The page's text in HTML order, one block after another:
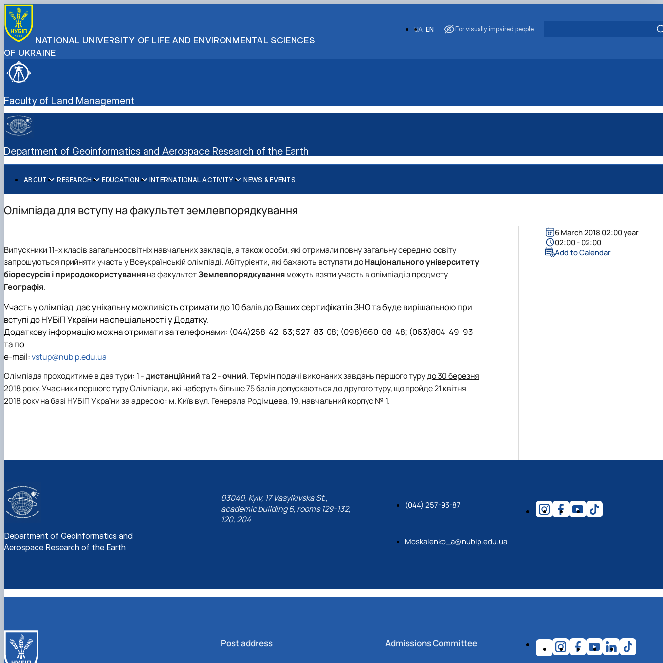
NATIONAL UNIVERSITY OF LIFE AND ENVIRONMENTAL SCIENCES
OF UKRAINE
EN
UA For visually impaired people
Faculty of Land Management
Department of Geoinformatics and Aerospace Research of the Earth
ABOUT
History (Mission & Vision)
Key facts & figures
Leadership & Staff
RESEARCH
Main research directions
Lab descriptions
Equipment & capabilities
EDUCATION
Degree Programs
Courses
INTERNATIONAL ACTIVITY
Partner Institutions
International projects
Mobility
NEWS & EVENTS
Олімпіада для вступу на факультет землевпорядкування
Випускники 11-х класів загальноосвітніх навчальних закладів, а також особи, які отримали повну загальну середню освіту
запрошуються прийняти участь у Всеукраїнській олімпіаді. Абітурієнти, які бажають вступати доНаціонального університету
біоресурсів і природокористуванняна факультетЗемлевпорядкуванняможуть взяти участь в олімпіаді з предмету
Географія.
Участь у олімпіаді дає унікальну можливість отримати до 10 балів до Ваших сертифікатів ЗНО та буде вирішальною при
вступі до НУБіП України на спеціальності у Додатку.
Додаткову інформацію можна отримати за телефонами: (044)258-42-63; 527-83-08; (098)660-08-48; (063)804-49-93
та по
e-mail:vstup@nubip.edu.ua
Олімпіада проходитиме в два тури: 1 -дистанційнийта 2 -очний. Термін подачі виконаних завдань першого турудо 30 березня
2018 року. Учасники першого туру Олімпіади, які наберуть більше 75 балів допускаються до другого туру, що пройде 21 квітня
2018 року на базі НУБіП України за адресою: м. Київ вул. Генерала Родімцева, 19, навчальний корпус № 1.
6 March 2018 02:00 year
02:00 - 02:00
Add to Calendar
Department of Geoinformatics and
Aerospace Research of the Earth
03040. Kyiv, 17 Vasylkivska St.,
academic building 6, rooms 129-132,
120, 204
(044) 257-93-87
Moskalenko_a@nubip.edu.ua
Post address Admissions Committee